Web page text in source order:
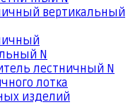
вертикальный
N
лестничный N
лотка
изделий